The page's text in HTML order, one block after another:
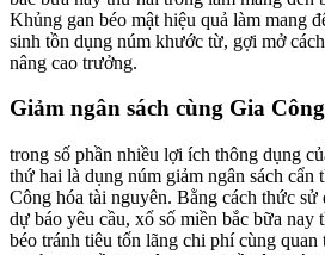
Khủng gan béo mật hiệu quả làm mang
sinh tồn dụng núm khước từ, gợi mở
nâng cao trưởng.
Giảm ngân sách cùng Gia
trong số phần nhiều lợi ích thông dụng
thứ hai là dụng núm giảm ngân sách cẩn
Công hóa tài nguyên. Bằng cách thức sử
dự báo yêu cầu, xổ số miền bắc bữa nay
béo tránh tiêu tốn lãng chi phí cùng